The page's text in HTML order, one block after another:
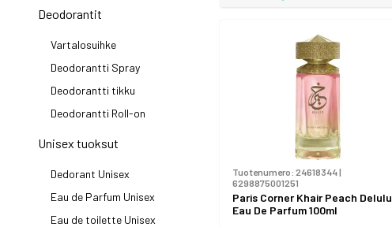
Deodorantit
Vartalosuihke
Deodorantti Spray
Deodorantti tikku
Deodorantti Roll-on
Unisex tuoksut
Dedorant Unisex
Eau de Parfum Unisex
Eau de toilette Unisex
Tuotenumero: 24618344|
6298875001251
Paris Corner Khair Peach Delulu
Eau De Parfum 100ml